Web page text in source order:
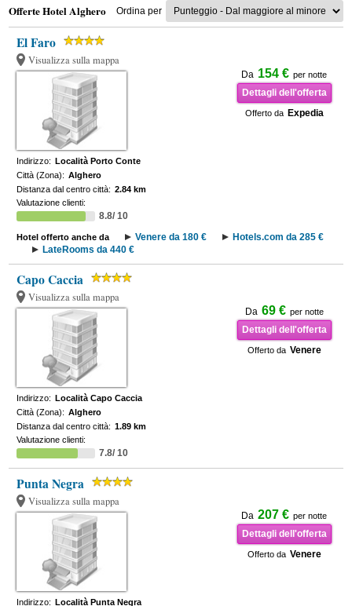
Offerte Hotel Alghero Ordina per
El Faro
Visualizza sulla mappa
Da 154 € per notte
Dettagli dell'offerta
Offerto da Expedia
Indirizzo: Località Porto Conte
Città (Zona): Alghero
Distanza dal centro città: 2.84 km
Valutazione clienti:
8.8/ 10
Hotel offerto anche da Venere da 180 €
Hotels.com da 285 €
LateRooms da 440 €
Capo Caccia
Visualizza sulla mappa
Da 69 € per notte
Dettagli dell'offerta
Offerto da Venere
Indirizzo: Località Capo Caccia
Città (Zona): Alghero
Distanza dal centro città: 1.89 km
Valutazione clienti:
7.8/ 10
Punta Negra
Visualizza sulla mappa
Da 207 € per notte
Dettagli dell'offerta
Offerto da Venere
Indirizzo: Località Punta Negra